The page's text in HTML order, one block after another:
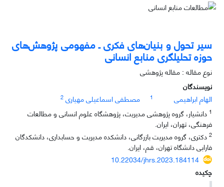
سیر تحول و بنیان‌های فکری ـ مفهومی پژوهش‌های
حوزه تحلیلگری منابع انسانی
نوع مقاله : مقاله پژوهشی
نویسندگان
الهام ابراهیمی
1 مصطفی اسماعیلی مهیاری 2
1 دانشیار، گروه پژوهشی مدیریت، پژوهشگاه علوم انسانی و مطالعات
فرهنگی، تهران، ایران.
2 دکتری، گروه مدیریت بازرگانی، دانشکده مدیریت و حسابداری، دانشکدگان
فارابی دانشگاه تهران، قم، ایران.
10.22034/jhrs.2023.184114
چکیده